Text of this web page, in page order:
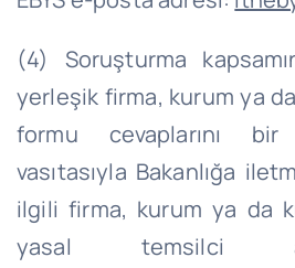
(4) Soruşturma
yerleşik firma, kurum ya
formu cevaplarını
vasıtasıyla Bakanlığa
ilgili firma, kurum ya da
yasal temsilci